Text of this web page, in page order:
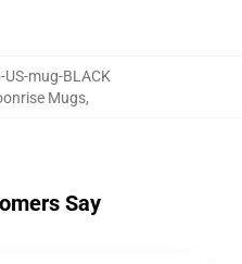
mug-BLACK
Mugs,
Say